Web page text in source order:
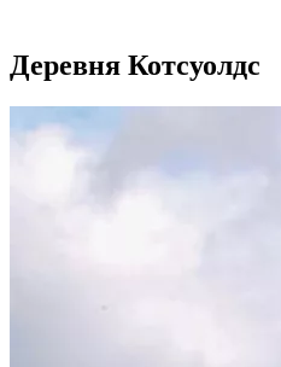
Деревня Котсуолдс